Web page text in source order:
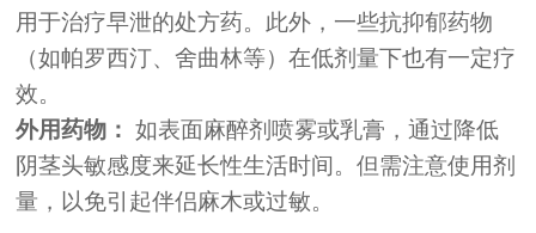
用于治疗早泄的处方药。此外，一些抗抑郁药物
（如帕罗西汀、舍曲林等）在低剂量下也有一定疗
效。
外用药物： 如表面麻醉剂喷雾或乳膏，通过降低
阴茎头敏感度来延长性生活时间。但需注意使用剂
量，以免引起伴侣麻木或过敏。